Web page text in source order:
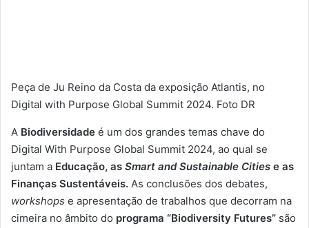
Peça de Ju Reino da Costa da exposição Atlantis, no
Digital with Purpose Global Summit 2024. Foto DR
A Biodiversidade é um dos grandes temas chave do
Digital With Purpose Global Summit 2024, ao qual se
juntam a Educação, as Smart and Sustainable Cities e as
Finanças Sustentáveis. As conclusões dos debates,
workshops e apresentação de trabalhos que decorram na
cimeira no âmbito do programa “Biodiversity Futures” são